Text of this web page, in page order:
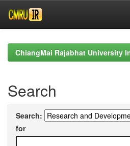
navigationChiangMai Rajabhat University
Search
Search:
for